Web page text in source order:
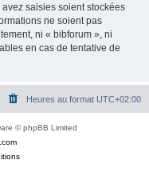
saisies soient stockées
ne soient pas
ni « bibforum », ni
en cas de tentative de
Heures au format UTC+02:00
© phpBB Limited